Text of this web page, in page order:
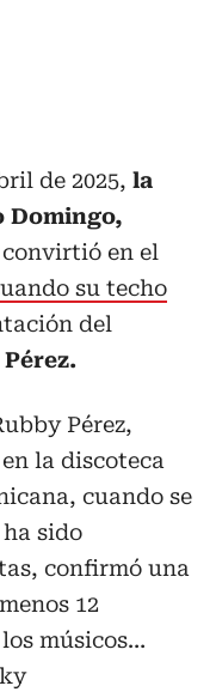
de 2025, la
Domingo,
convirtió en el
su techo
del
Pérez,
la discoteca
cuando se
sido
confirmó una
12
músicos…